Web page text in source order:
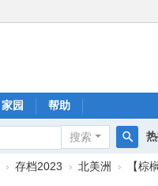
家园 帮助
搜索
搜
› 存档2023 › 北美洲 › 【棕